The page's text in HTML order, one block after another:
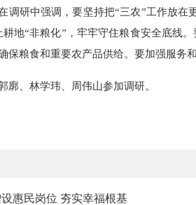
调研中强调，要坚持把“三农”工作放
耕地“非粮化”，牢牢守住粮食安全底线
保粮食和重要农产品供给。要加强服务
廓、林学玮、周伟山参加调研。
设惠民岗位 夯实幸福根基